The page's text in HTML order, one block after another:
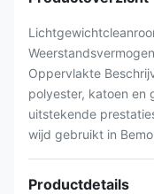
Oppervlakte
polyester, katoen en
uitstekende
wijd gebruikt in
Productdetails